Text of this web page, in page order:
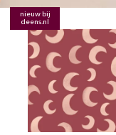
nieuw bij
deens.nl